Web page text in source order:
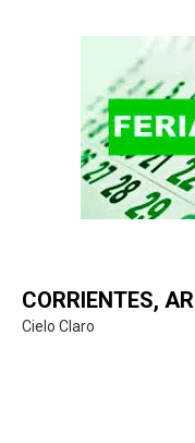
CORRIENTES, AR
Cielo Claro